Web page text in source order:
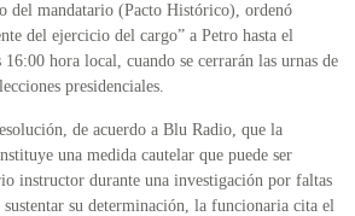
del mandatario (Pacto Histórico), ordenó
del ejercicio del cargo” a Petro hasta el
hora local, cuando se cerrarán las urnas de
presidenciales.
de acuerdo a Blu Radio, que la
una medida cautelar que puede ser
instructor durante una investigación por faltas
sustentar su determinación, la funcionaria cita el